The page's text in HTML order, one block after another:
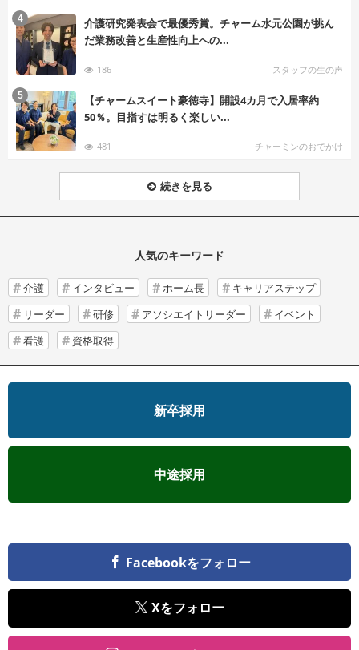
介護研究発表会で最優秀賞。チャーム水元公園が挑ん
だ業務改善と生産性向上への...
186 スタッフの生の声
4
【チャームスイート豪徳寺】開設4カ月で入居率約
50％。目指すは明るく楽しい...
481 チャーミンのおでかけ
5
続きを見る
人気のキーワード
介護 インタビュー ホーム長
キャリアステップ
リーダー
研修 アソシエイトリーダー
イベント
看護
資格取得
新卒採用
中途採用
Facebookをフォロー
Xをフォロー